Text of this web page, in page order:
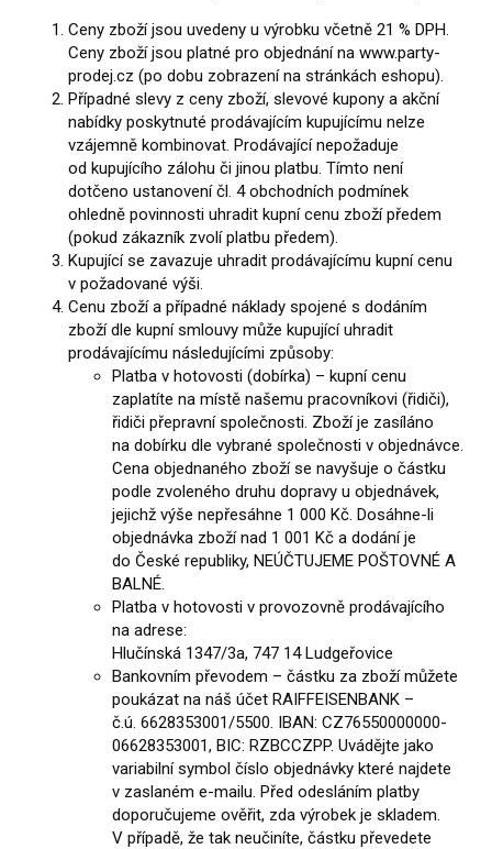
Ceny zboží jsou uvedeny u výrobku včetně 21 % DPH.
Ceny zboží jsou platné pro objednání nawww.party-
prodej.cz (po dobu zobrazení na stránkách eshopu).
Případné slevy z ceny zboží, slevové kupony a akční
nabídky poskytnuté prodávajícím kupujícímu nelze
vzájemně kombinovat. Prodávající nepožaduje
od kupujícího zálohu či jinou platbu. Tímto není
dotčeno ustanovení čl. 4 obchodních podmínek
ohledně povinnosti uhradit kupní cenu zboží předem
(pokud zákazník zvolí platbu předem).
Kupující se zavazuje uhradit prodávajícímu kupní cenu
v požadované výši.
Cenu zboží a případné náklady spojené s dodáním
zboží dle kupní smlouvy může kupující uhradit
prodávajícímu následujícími způsoby:
Platba v hotovosti (dobírka) – kupní cenu
zaplatíte na místě našemu pracovníkovi (řidiči),
řidiči přepravní společnosti. Zboží je zasíláno
na dobírku dle vybrané společnosti v objednávce.
Cena objednaného zboží se navyšuje o částku
podle zvoleného druhu dopravy u objednávek,
jejichž výše nepřesáhne 1 000 Kč. Dosáhne-li
objednávka zboží nad 1 001 Kč a dodání je
do České republiky, NEÚČTUJEME POŠTOVNÉ A
BALNÉ.
Platba v hotovosti v provozovně prodávajícího
na adrese:
Hlučínská 1347/3a, 747 14 Ludgeřovice
Bankovním převodem – částku za zboží můžete
poukázat na náš účet RAIFFEISENBANK –
č.ú. 6628353001/5500. IBAN: CZ76550000000­
06628353001, BIC: RZBCCZPP. Uvádějte jako
variabilní symbol číslo objednávky které najdete
v zaslaném e-mailu. Před odesláním platby
doporučujeme ověřit, zda výrobek je skladem.
V případě, že tak neučiníte, částku převedete